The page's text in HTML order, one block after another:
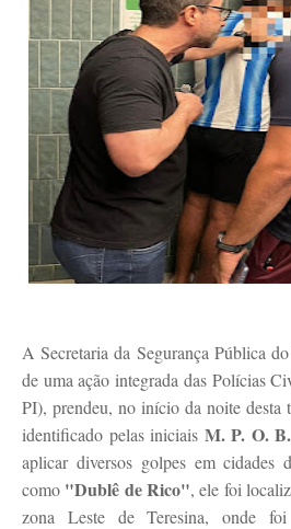
A Secretaria da Segurança Pública
de uma ação integrada das Polícias
PI), prendeu, no início da noite desta
identificado pelas iniciais M. P. O. B.
aplicar diversos golpes em cidades
como "Dublê de Rico", ele foi
zona Leste de Teresina, onde